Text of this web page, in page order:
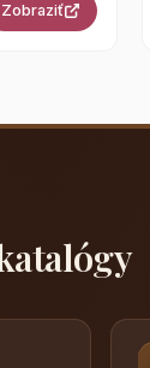
Zobraziť